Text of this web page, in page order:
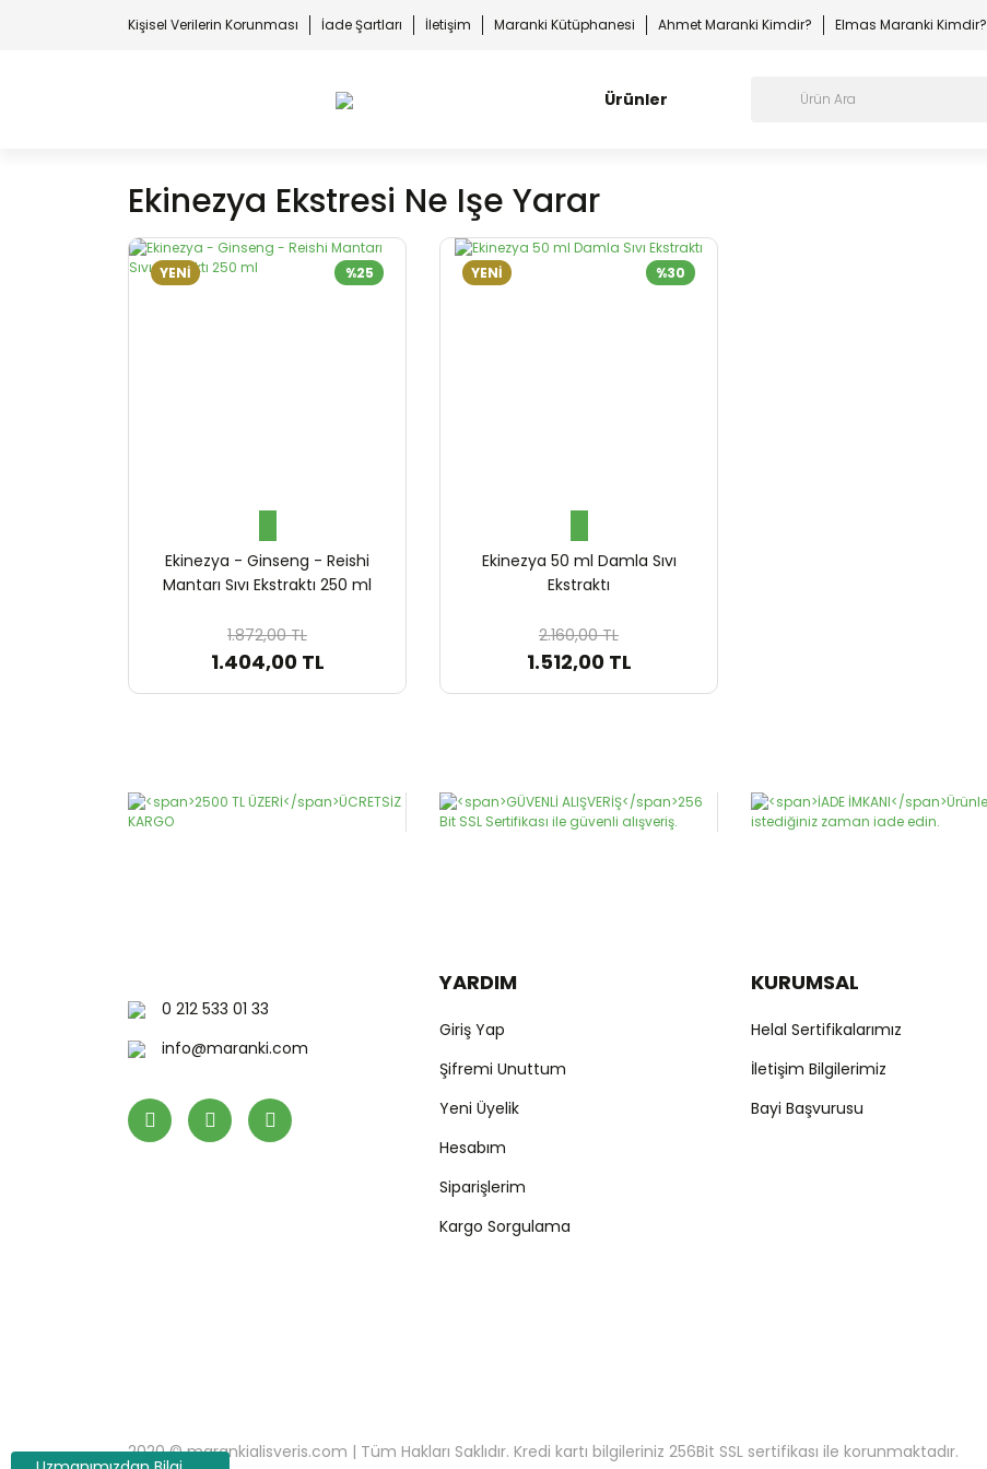
Kişisel Verilerin Korunması İade Şartları İletişim Maranki Kütüphanesi Ahmet Maranki Kimdir? Elmas Maranki Kimdir?
Ürünler
Ekinezya Ekstresi Ne Işe Yarar
%25
YENİ
Ekinezya - Ginseng - Reishi
Mantarı Sıvı Ekstraktı 250 ml
1.872,00 TL
1.404,00 TL
%30
YENİ
Ekinezya 50 ml Damla Sıvı
Ekstraktı
2.160,00 TL
1.512,00 TL
0 212 533 01 33
info@maranki.com
YARDIM
Giriş Yap
Şifremi Unuttum
Yeni Üyelik
Hesabım
Siparişlerim
Kargo Sorgulama
KURUMSAL
Helal Sertifikalarımız
İletişim Bilgilerimiz
Bayi Başvurusu
2020 © marankialisveris.com | Tüm Hakları Saklıdır. Kredi kartı bilgileriniz 256Bit SSL sertifikası ile korunmaktadır.